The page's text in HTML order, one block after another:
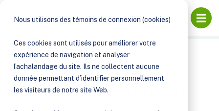
Nous utilisons des témoins de connexion (cookies)
Ces cookies sont utilisés pour améliorer votre
expérience de navigation et analyser
l’achalandage du site. Ils ne collectent aucune
donnée permettant d’identifier personnellement
les visiteurs de notre site Web.
ENERKEM ANNONCE L'ARRIVÉE D'UN NOUVEAU MEMBRE À
SON CONSEIL D'ADMINISTRATION - TIMOTHY J. CESAREK
Enerkem annonce
l'arrivée d'un nouveau